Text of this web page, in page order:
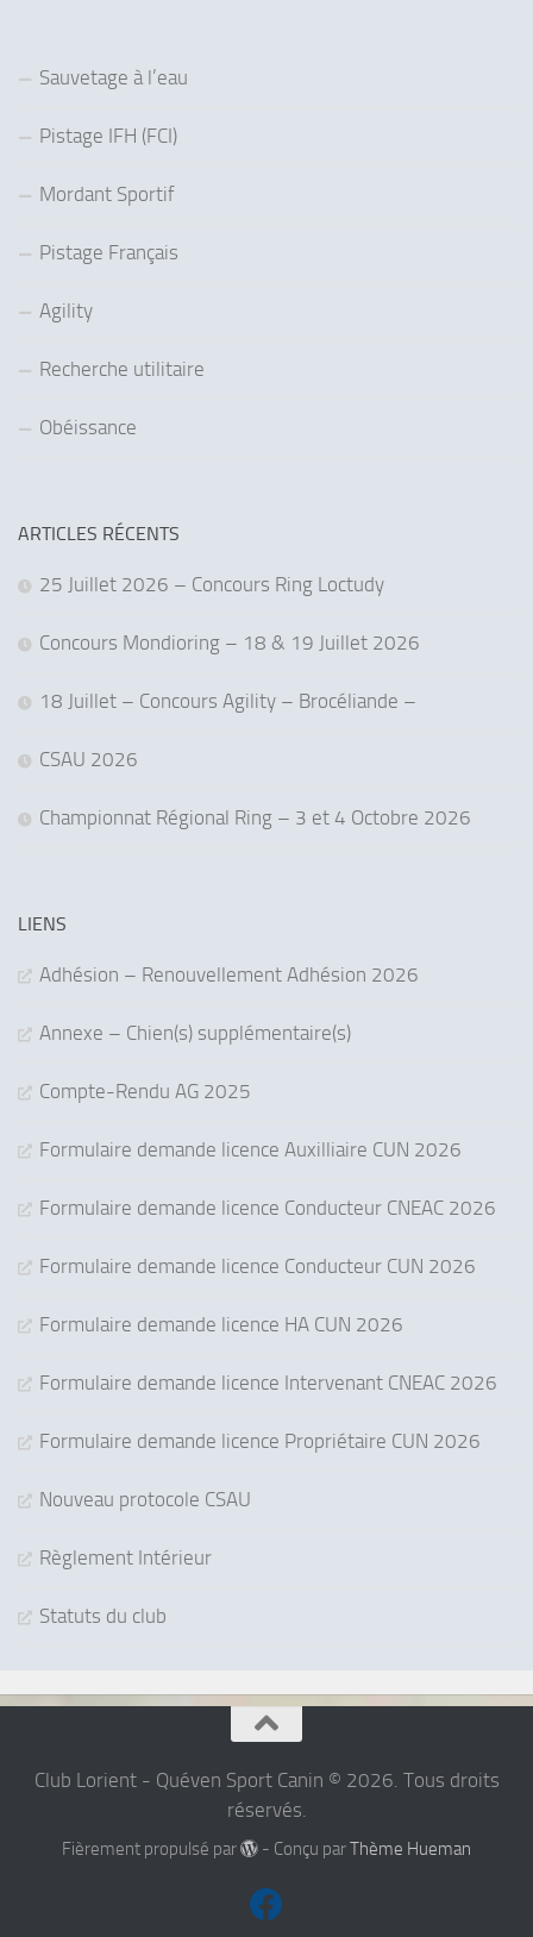
Sauvetage à l’eau
Pistage IFH (FCI)
Mordant Sportif
Pistage Français
Agility
Recherche utilitaire
Obéissance
ARTICLES RÉCENTS
25 Juillet 2026 – Concours Ring Loctudy
Concours Mondioring – 18 & 19 Juillet 2026
18 Juillet – Concours Agility – Brocéliande –
CSAU 2026
Championnat Régional Ring – 3 et 4 Octobre 2026
LIENS
Adhésion – Renouvellement Adhésion 2026
Annexe – Chien(s) supplémentaire(s)
Compte-Rendu AG 2025
Formulaire demande licence Auxilliaire CUN 2026
Formulaire demande licence Conducteur CNEAC 2026
Formulaire demande licence Conducteur CUN 2026
Formulaire demande licence HA CUN 2026
Formulaire demande licence Intervenant CNEAC 2026
Formulaire demande licence Propriétaire CUN 2026
Nouveau protocole CSAU
Règlement Intérieur
Statuts du club
Club Lorient - Quéven Sport Canin © 2026. Tous droits
réservés.
Fièrement propulsé par - Conçu parThème Hueman